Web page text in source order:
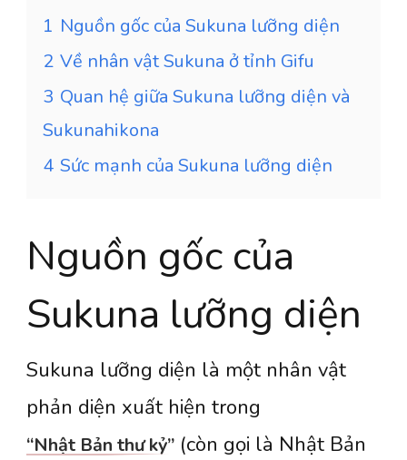
1 Nguồn gốc của Sukuna lưỡng diện
2 Về nhân vật Sukuna ở tỉnh Gifu
3 Quan hệ giữa Sukuna lưỡng diện và
Sukunahikona
4 Sức mạnh của Sukuna lưỡng diện
Nguồn gốc của
Sukuna lưỡng diện
Sukuna lưỡng diện là một nhân vật
phản diện xuất hiện trong
“Nhật Bản thư kỷ” (còn gọi là Nhật Bản